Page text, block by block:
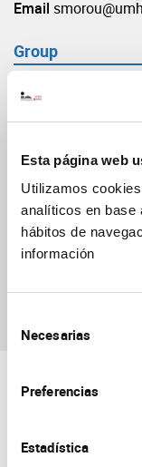
Esta página web
Utilizamos
analíticos en base
hábitos de
información
Necesarias
Preferencias
Estadística
Email
Group
Sofia Morou